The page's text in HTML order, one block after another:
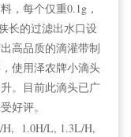
，每个仅重0.1g，
长的过滤出水口设
高品质的滴灌带制
使用泽农牌小滴头
。目前此滴头已广
好评。
H, 1.0H/L, 1.3L/H,